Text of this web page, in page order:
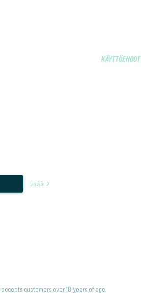
KÄYTTÖEHDOT
Lisää
customers over 18 years of age.